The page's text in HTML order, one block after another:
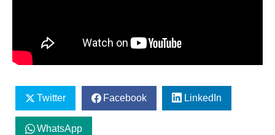
Twitter Facebook LinkedIn
WhatsApp